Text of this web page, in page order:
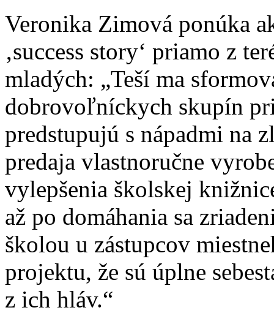
Veronika Zimová ponúka
‚success story‘ priamo z
mladých: „Teší ma
dobrovoľníckych skupín
predstupujú s nápadmi na
predaja vlastnoručne
vylepšenia školskej
až po domáhania sa
školou u zástupcov
projektu, že sú úplne
z ich hláv.“